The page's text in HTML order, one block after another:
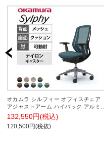
オカムラ シルフィー オフィスチェア
アジャストアーム ハイバック アルミ脚
ナイロンキャスター ランバーサポート
付き 背メッシュ 座面布張り ブラック
ボディokamura Sylphy C685BS
132,550円(税込)
120,500円(税抜)